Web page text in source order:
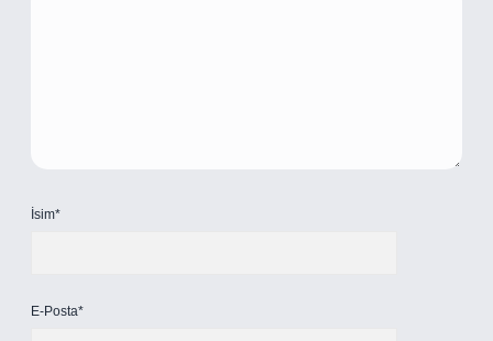
İsim*
E-Posta*